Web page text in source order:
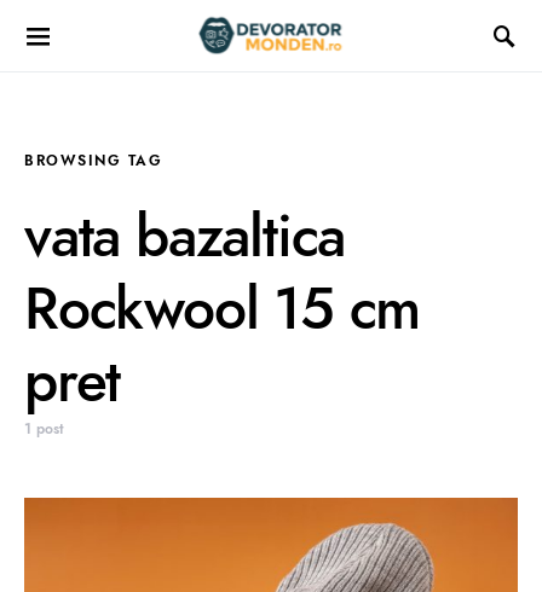
BROWSING TAG
vata bazaltica
Rockwool 15 cm
pret
1 post